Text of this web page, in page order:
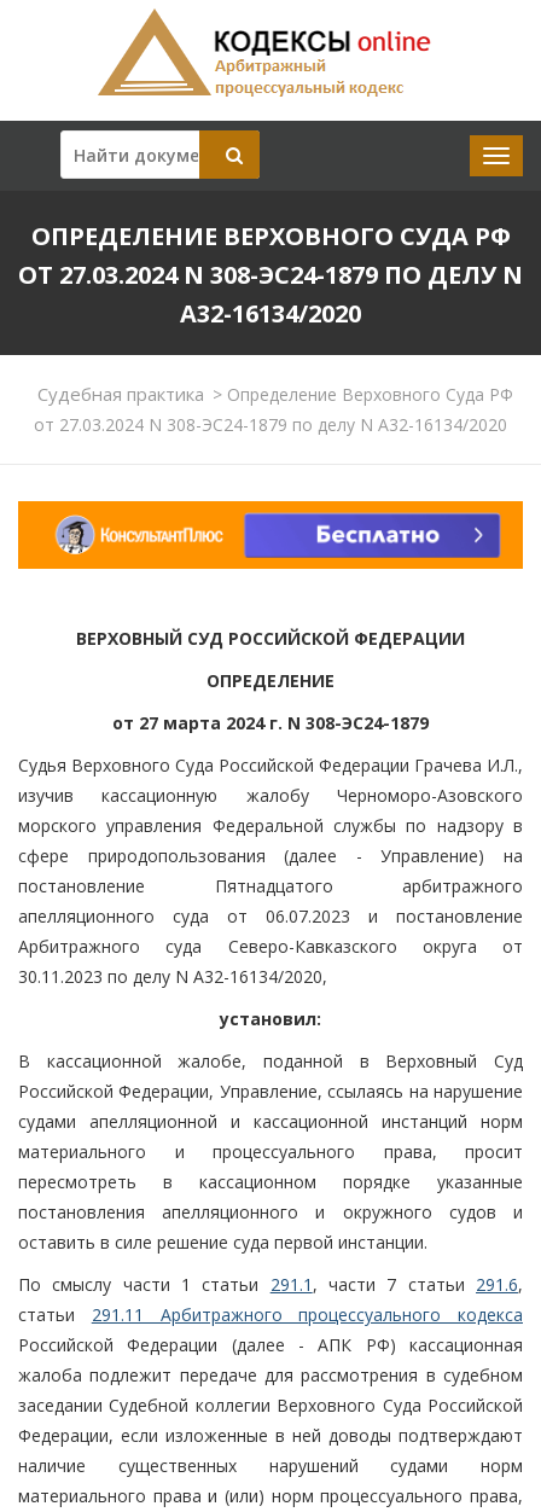
ОПРЕДЕЛЕНИЕ ВЕРХОВНОГО СУДА РФ
ОТ 27.03.2024 N 308-ЭС24-1879 ПО ДЕЛУ N
А32-16134/2020
Судебная практика >Определение Верховного Суда РФ
от 27.03.2024 N 308-ЭС24-1879 по делу N А32-16134/2020
ВЕРХОВНЫЙ СУД РОССИЙСКОЙ ФЕДЕРАЦИИ
ОПРЕДЕЛЕНИЕ
от 27 марта 2024 г. N 308-ЭС24-1879
Судья Верховного Суда Российской Федерации Грачева И.Л.,
изучив кассационную жалобу Черноморо-Азовского
морского управления Федеральной службы по надзору в
сфере природопользования (далее - Управление) на
постановление Пятнадцатого арбитражного
апелляционного суда от 06.07.2023 и постановление
Арбитражного суда Северо-Кавказского округа от
30.11.2023 по делу N А32-16134/2020,
установил:
В кассационной жалобе, поданной в Верховный Суд
Российской Федерации, Управление, ссылаясь на нарушение
судами апелляционной и кассационной инстанций норм
материального и процессуального права, просит
пересмотреть в кассационном порядке указанные
постановления апелляционного и окружного судов и
оставить в силе решение суда первой инстанции.
По смыслу части 1 статьи 291.1 , части 7 статьи 291.6,
статьи 291.11 Арбитражного процессуального кодекса
Российской Федерации (далее - АПК РФ) кассационная
жалоба подлежит передаче для рассмотрения в судебном
заседании Судебной коллегии Верховного Суда Российской
Федерации, если изложенные в ней доводы подтверждают
наличие существенных нарушений судами норм
материального права и (или) норм процессуального права,